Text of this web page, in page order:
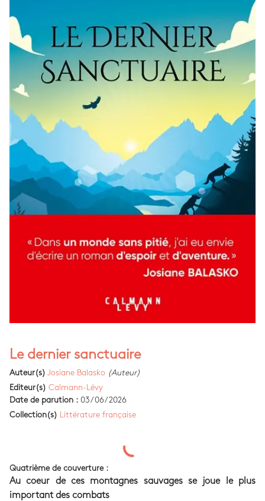
Le dernier sanctuaire
Auteur(s) Josiane Balasko (Auteur)
Editeur(s) Calmann-Lévy
Date de parution : 03/06/2026
Collection(s)
Littérature française
Quatrième de couverture :
Au coeur de ces montagnes sauvages se joue le plus
important des combats